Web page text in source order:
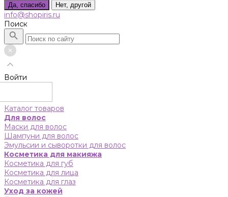
Да, спасибо Нет, другой
info@shopiris.ru
Поиск
Войти
Каталог товаров
Для волос
Маски для волос
Шампуни для волос
Эмульсии и сыворотки для волос
Косметика для макияжа
Косметика для губ
Косметика для лица
Косметика для глаз
Уход за кожей